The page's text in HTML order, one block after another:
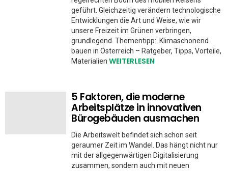
geführt. Gleichzeitig verändern technologische
Entwicklungen die Art und Weise, wie wir
unsere Freizeit im Grünen verbringen,
grundlegend. Thementipp: Klimaschonend
bauen in Österreich – Ratgeber, Tipps, Vorteile,
Materialien WEITERLESEN
5 Faktoren, die moderne
Arbeitsplätze in innovativen
Bürogebäuden ausmachen
Die Arbeitswelt befindet sich schon seit
geraumer Zeit im Wandel. Das hängt nicht nur
mit der allgegenwärtigen Digitalisierung
zusammen, sondern auch mit neuen